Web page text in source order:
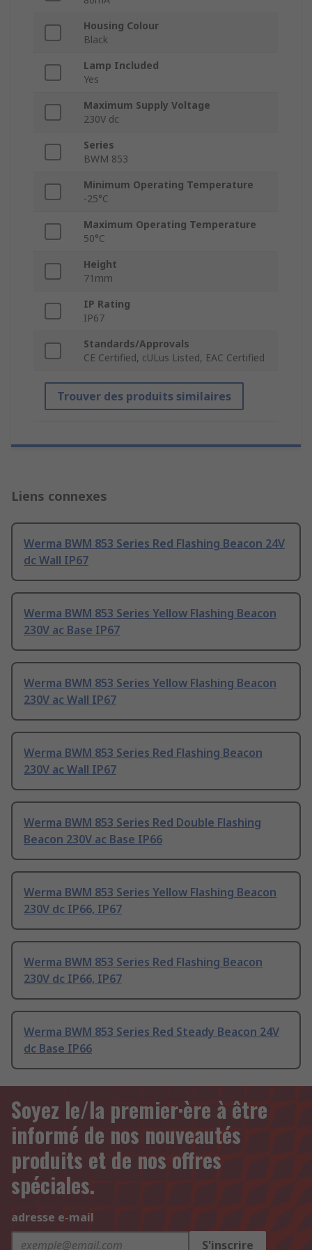
Housing Colour
Black
Lamp Included
Yes
Maximum Supply Voltage
230V dc
Series
BWM 853
Minimum Operating Temperature
-25°C
Maximum Operating Temperature
50°C
Height
71mm
IP Rating
IP67
Standards/Approvals
CE Certified, cULus Listed, EAC Certified
Trouver des produits similaires
Liens connexes
Werma BWM 853 Series Red Flashing Beacon 24V
dc Wall IP67
Werma BWM 853 Series Yellow Flashing Beacon
230V ac Base IP67
Werma BWM 853 Series Yellow Flashing Beacon
230V ac Wall IP67
Werma BWM 853 Series Red Flashing Beacon
230V ac Wall IP67
Werma BWM 853 Series Red Double Flashing
Beacon 230V ac Base IP66
Werma BWM 853 Series Yellow Flashing Beacon
230V dc IP66, IP67
Werma BWM 853 Series Red Flashing Beacon
230V dc IP66, IP67
Werma BWM 853 Series Red Steady Beacon 24V
dc Base IP66
Soyez le/la premier·ère à être
informé de nos nouveautés
produits et de nos offres
spéciales.
adresse e-mail
S'inscrire